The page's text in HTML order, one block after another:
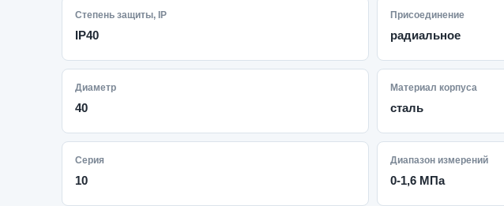
Степень защиты, IP
IP40
Присоединение
радиальное
Диаметр
40
Материал корпуса
сталь
Серия
10
Диапазон измерений
0-1,6 МПа